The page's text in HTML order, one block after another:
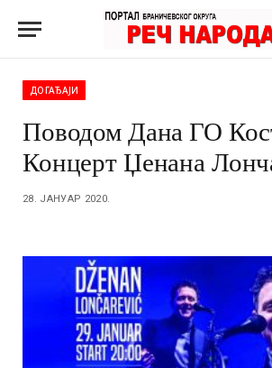
ДОГАЂАЈИ
Поводом Дана ГО
Концерт Џенана
28. ЈАНУАР 2020.